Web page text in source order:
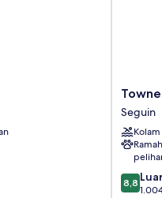
Suites
by
Marriott
Seguin
Seguin
Seguin
8.8
dari
8,8